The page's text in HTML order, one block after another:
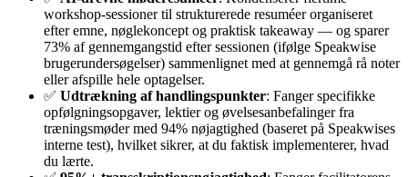
workshop-sessioner til strukturerede resuméer organiseret
efter emne, nøglekoncept og praktisk takeaway — og sparer
73% af gennemgangstid efter sessionen (ifølge Speakwise
brugerundersøgelser) sammenlignet med at gennemgå rå noter
eller afspille hele optagelser.
✅ Udtrækning af handlingspunkter: Fanger specifikke
opfølgningsopgaver, lektier og øvelsesanbefalinger fra
træningsmøder med 94% nøjagtighed (baseret på Speakwises
interne test), hvilket sikrer, at du faktisk implementerer, hvad
du lærte.